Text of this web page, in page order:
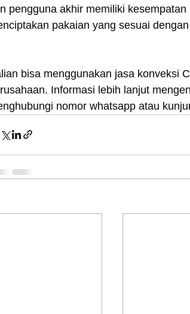
pengguna akhir memiliki
pakaian yang sesuai
bisa menggunakan jasa konveksi
Informasi lebih lanjut
nomor whatsapp atau